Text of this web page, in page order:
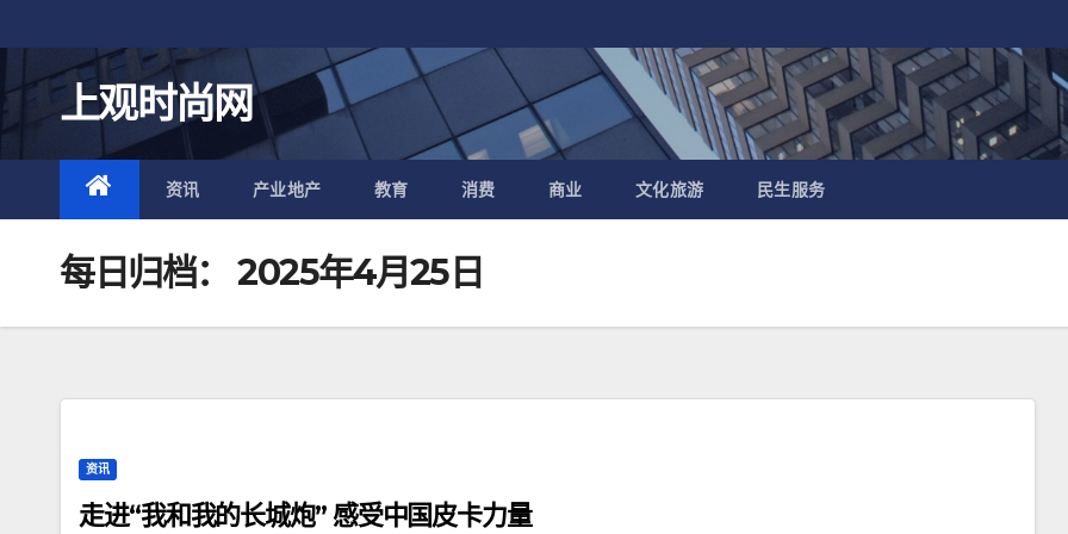
至
内
容
上观时尚网
资讯 产业地产 教育 消费 商业 文化旅游 民生服务
每日归档： 2025年4月25日
资讯
走进“我和我的长城炮” 感受中国皮卡力量